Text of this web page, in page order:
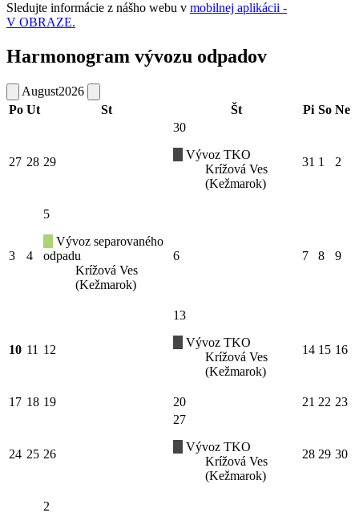
Sledujte informácie z nášho webu v mobilnej aplikácii -
V OBRAZE.
Harmonogram vývozu odpadov
August2026
Po Ut St Št Pi So Ne
27 28 29
30
Vývoz TKO
Krížová Ves
(Kežmarok)
31 1 2
3 4
5
Vývoz separovaného
odpadu
Krížová Ves
(Kežmarok)
6 7 8 9
10 11 12
13
Vývoz TKO
Krížová Ves
(Kežmarok)
14 15 16
17 18 19 20 21 22 23
24 25 26
27
Vývoz TKO
Krížová Ves
(Kežmarok)
28 29 30
2